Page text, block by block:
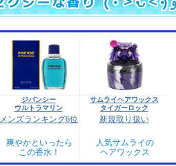
ジバンシー
ウルトラマリン
メンズランキング6位
爽やかといったら
この香水！
サムライヘアワックス
タイガーロック
新規取り扱い
人気サムライの
ヘアワックス